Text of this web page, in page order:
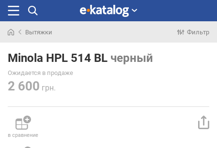
раньше
Вытяжки Фильтр
Minola HPL 514 BL черный
Ожидается в продаже
2 600 грн.
в сравнение